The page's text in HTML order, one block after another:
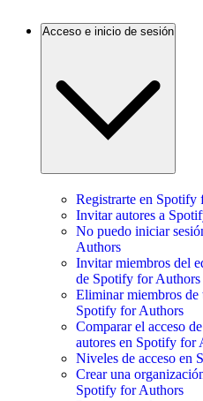
Acceso e inicio de sesión
Registrarte en Spotify
Invitar autores a
No puedo iniciar
Authors
Invitar miembros del
de Spotify for Authors
Eliminar miembros de
Spotify for Authors
Comparar el acceso
autores en Spotify for
Niveles de acceso en
Crear una
Spotify for Authors